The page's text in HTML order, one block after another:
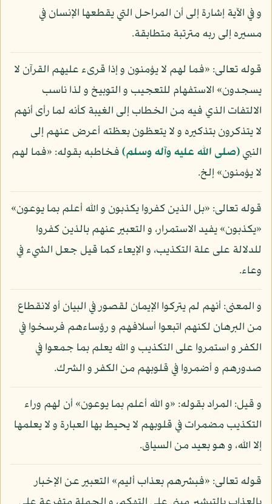
و في الآية إشارة إلى أن المراحل التي يقطعها الإنسان في
مسيره إلى ربه مترتبة متطابقة.
قوله تعالى: «فما لهم لا يؤمنون و إذا قرىء عليهم القرآن لا
يسجدون» الاستفهام للتعجيب و التوبيخ و لذا ناسب
الالتفات الذي فيه من الخطاب إلى الغيبة كأنه لما رأى أنهم
لا يتذكرون بتذكيره و لا يتعظون بعظته أعرض عنهم إلى
النبي(صلى الله عليه وآله وسلم)فخاطبه بقوله: «فما لهم
لا يؤمنون» إلخ.
قوله تعالى: «بل الذين كفروا يكذبون و الله أعلم بما يوعون»
«يكذبون» يفيد الاستمرار، و التعبير عنهم بالذين كفروا
للدلالة على علة التكذيب، و الإيعاء كما قيل جعل الشيء في
وعاء.
و المعنى: أنهم لم يتركوا الإيمان لقصور في البيان أو لانقطاع
من البرهان لكنهم اتبعوا أسلافهم و رؤساءهم فرسخوا في
الكفر و استمروا على التكذيب و الله يعلم بما جمعوا في
صدورهم و أضمروا في قلوبهم من الكفر و الشرك.
و قيل: المراد بقوله: «و الله أعلم بما يوعون» أن لهم وراء
التكذيب مضمرات في قلوبهم لا يحيط بها العبارة و لا يعلمها
إلا الله، و هو بعيد من السياق.
قوله تعالى: «فبشرهم بعذاب أليم» التعبير عن الإخبار